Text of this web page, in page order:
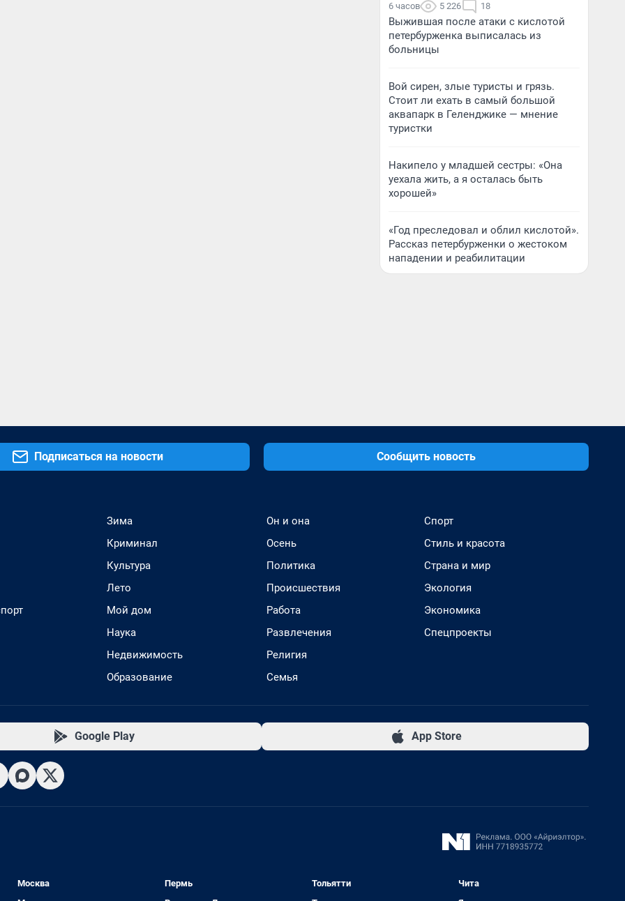
6 часов 5 226 18
Выжившая после атаки с кислотой
петербурженка выписалась из
больницы
Вой сирен, злые туристы и грязь.
Стоит ли ехать в самый большой
аквапарк в Геленджике — мнение
туристки
Накипело у младшей сестры: «Она
уехала жить, а я осталась быть
хорошей»
«Год преследовал и облил кислотой».
Рассказ петербурженки о жестоком
нападении и реабилитации
Подписаться на новости Сообщить новость
Зима
Криминал
Культура
Лето
Мой дом
Наука
Недвижимость
Образование
Он и она
Осень
Политика
Происшествия
Работа
Развлечения
Религия
Семья
Спорт
Стиль и красота
Страна и мир
Экология
Экономика
Спецпроекты
Google Play App Store
Москва
Пермь
Тольятти
Чита